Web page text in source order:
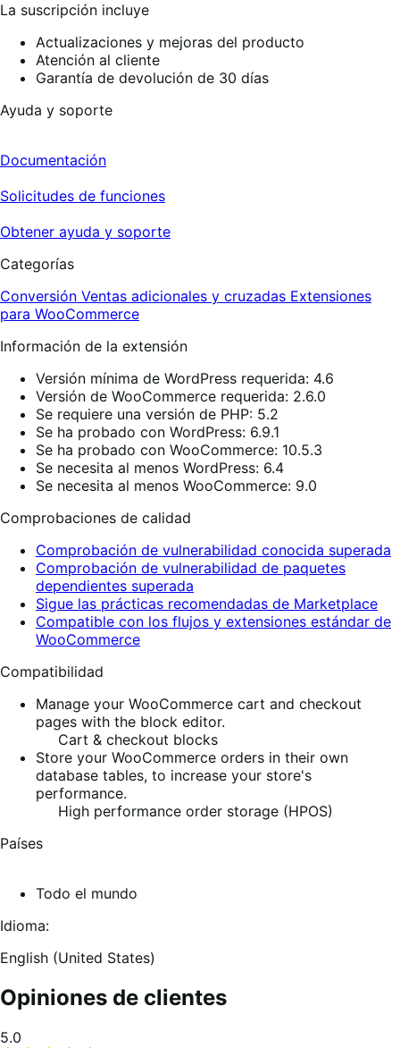
La suscripción incluye
Actualizaciones y mejoras del producto
Atención al cliente
Garantía de devolución de 30 días
Ayuda y soporte
Documentación
Solicitudes de funciones
Obtener ayuda y soporte
Categorías
Conversión Ventas adicionales y cruzadas Extensiones
para WooCommerce
Información de la extensión
Versión mínima de WordPress requerida: 4.6
Versión de WooCommerce requerida: 2.6.0
Se requiere una versión de PHP: 5.2
Se ha probado con WordPress: 6.9.1
Se ha probado con WooCommerce: 10.5.3
Se necesita al menos WordPress: 6.4
Se necesita al menos WooCommerce: 9.0
Comprobaciones de calidad
Comprobación de vulnerabilidad conocida superada
Comprobación de vulnerabilidad de paquetes
dependientes superada
Sigue las prácticas recomendadas de Marketplace
Compatible con los flujos y extensiones estándar de
WooCommerce
Compatibilidad
Manage your WooCommerce cart and checkout
pages with the block editor.
Cart & checkout blocks
Store your WooCommerce orders in their own
database tables, to increase your store's
performance.
High performance order storage (HPOS)
Países
Todo el mundo
Idioma:
English (United States)
Opiniones de clientes
Promedio
5.0